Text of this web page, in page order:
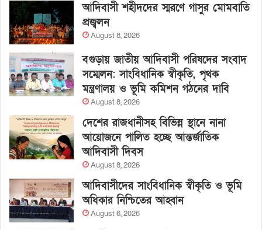
আদিবাসী শহীদদের স্মরণে গাসুর মোমবাতি
প্রজ্বলন
August 8, 2026
বগুড়ায় জাতীয় আদিবাসী পরিষদের সংবাদ
সম্মেলন: সাংবিধানিক স্বীকৃতি, পৃথক
মন্ত্রণালয় ও ভূমি কমিশন গঠনের দাবি
August 8, 2026
দেশের রাজধানীসহ বিভিন্ন স্থানে নানা
আয়োজনে পালিত হচ্ছে আন্তর্জাতিক
আদিবাসী দিবস
August 8, 2026
আদিবাসীদের সাংবিধানিক স্বীকৃতি ও ভূমি
অধিকার নিশ্চিতের আহ্বান
August 6, 2026